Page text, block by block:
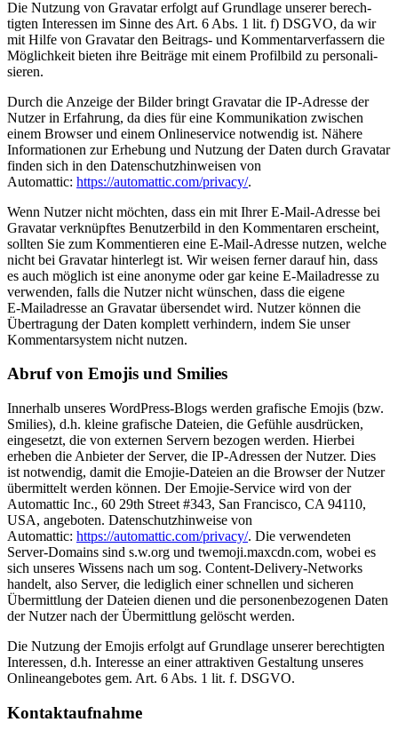
Die Nutzung von Gravatar erfolgt auf Grundlage unserer berech­
tigten Inter­essen im Sinne des Art. 6 Abs. 1 lit. f) DSGVO, da wir
mit Hilfe von Gravatar den Beitrags- und Kommen­tar­ver­fassern die
Möglichkeit bieten ihre Beiträge mit einem Profilbild zu perso­na­li­
sieren.
Durch die Anzeige der Bilder bringt Gravatar die IP-Adresse der
Nutzer in Erfahrung, da dies für eine Kommu­ni­kation zwischen
einem Browser und einem Online­service notwendig ist. Nähere
Infor­ma­tionen zur Erhebung und Nutzung der Daten durch Gravatar
finden sich in den Daten­schutz­hin­weisen von
Automattic: https://automattic.com/privacy/.
Wenn Nutzer nicht möchten, dass ein mit Ihrer E‑Mail-Adresse bei
Gravatar verknüpftes Benutz­erbild in den Kommen­taren erscheint,
sollten Sie zum Kommen­tieren eine E‑Mail-Adresse nutzen, welche
nicht bei Gravatar hinterlegt ist. Wir weisen ferner darauf hin, dass
es auch möglich ist eine anonyme oder gar keine E‑Mailadresse zu
verwenden, falls die Nutzer nicht wünschen, dass die eigene
E‑Mailadresse an Gravatar übersendet wird. Nutzer können die
Übertragung der Daten komplett verhindern, indem Sie unser
Kommen­tar­system nicht nutzen.
Abruf von Emojis und Smilies
Innerhalb unseres WordPress-Blogs werden grafische Emojis (bzw.
Smilies), d.h. kleine grafische Dateien, die Gefühle ausdrücken,
einge­setzt, die von externen Servern bezogen werden. Hierbei
erheben die Anbieter der Server, die IP-Adressen der Nutzer. Dies
ist notwendig, damit die Emojie-Dateien an die Browser der Nutzer
übermittelt werden können. Der Emojie-Service wird von der
Automattic Inc., 60 29th Street #343, San Francisco, CA 94110,
USA, angeboten. Daten­schutz­hin­weise von
Automattic: https://automattic.com/privacy/. Die verwen­deten
Server-Domains sind s.w.org und twemoji.maxcdn.com, wobei es
sich unseres Wissens nach um sog. Content-Delivery-Networks
handelt, also Server, die lediglich einer schnellen und sicheren
Übermittlung der Dateien dienen und die perso­nen­be­zo­genen Daten
der Nutzer nach der Übermittlung gelöscht werden.
Die Nutzung der Emojis erfolgt auf Grundlage unserer berech­tigten
Inter­essen, d.h. Interesse an einer attrak­tiven Gestaltung unseres
Online­an­ge­botes gem. Art. 6 Abs. 1 lit. f. DSGVO.
Kontakt­auf­nahme